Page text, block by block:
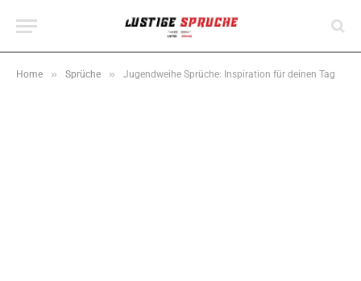
Home » Sprüche » Jugendweihe Sprüche: Inspiration für deinen Tag